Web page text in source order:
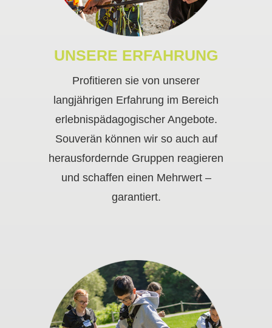
UNSERE ERFAHRUNG
Profitieren sie von unserer
langjährigen Erfahrung im Bereich
erlebnispädagogischer Angebote.
Souverän können wir so auch auf
herausfordernde Gruppen reagieren
und schaffen einen Mehrwert –
garantiert.